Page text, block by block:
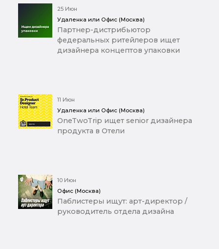
25 Июн
Удаленка или Офис (Москва)
Партнер-дистрибьютор
федеральных ритейлеров ищет
дизайнера концептов упаковки
11 Июн
Удаленка или Офис (Москва)
OneTwoTrip ищет senior дизайнера
продукта в Отели
10 Июн
Офис (Москва)
Паблистеры ищут: арт-директор /
руководитель отдела дизайна